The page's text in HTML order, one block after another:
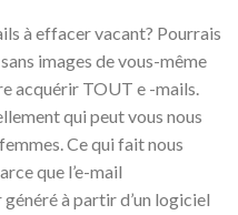
à effacer vacant? Pourrais
images de vous-même
acquérir TOUT e -mails.
qui peut vous nous
Ce qui fait nous
que l’e-mail
à partir d’un logiciel